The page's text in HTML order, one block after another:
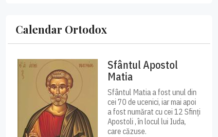
Calendar Ortodox
Sfântul Apostol
Matia
Sfântul Matia a fost unul din
cei 70 de ucenici, iar mai apoi
a fost numărat cu cei 12 Sfinți
Apostoli , în locul lui Iuda,
care căzuse.